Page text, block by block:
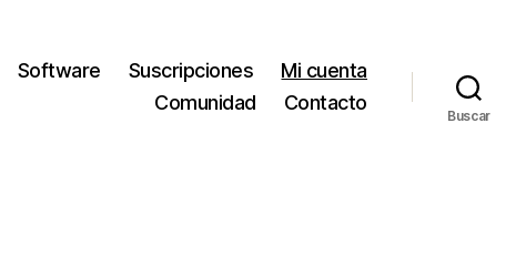
Software Suscripciones
Mi cuenta
Comunidad
Contacto
Buscar